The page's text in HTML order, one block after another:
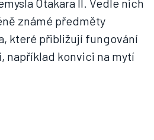
Otakara II. Vedle nich
známé předměty
které přibližují fungování
například konvici na mytí